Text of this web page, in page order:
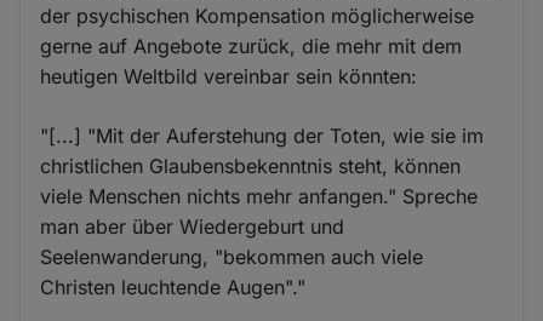
der psychischen Kompensation möglicherweise
gerne auf Angebote zurück, die mehr mit dem
heutigen Weltbild vereinbar sein könnten:
"[...] "Mit der Auferstehung der Toten, wie sie im
christlichen Glaubensbekenntnis steht, können
viele Menschen nichts mehr anfangen." Spreche
man aber über Wiedergeburt und
Seelenwanderung, "bekommen auch viele
Christen leuchtende Augen"."